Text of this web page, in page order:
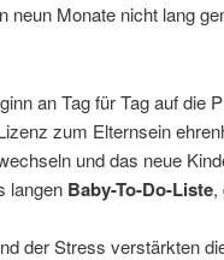
neun Monate nicht lang
an Tag für Tag auf die
zum Elternsein
und das neue
langen Baby-To-Do-Liste,
der Stress verstärkten